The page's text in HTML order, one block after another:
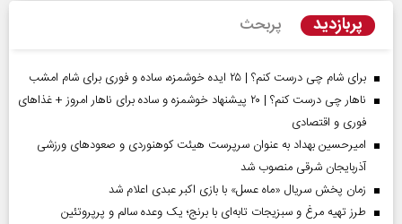
پربازدید پربحث
برای شام چی درست کنم؟ | ۲۵ ایده خوشمزه، ساده و فوری برای شام امشب
ناهار چی درست کنم؟ | ۲۰ پیشنهاد خوشمزه و ساده برای ناهار امروز + غذاهای
فوری و اقتصادی
امیرحسین بهداد به عنوان سرپرست هیئت کوهنوردی و صعودهای ورزشی
آذربایجان شرقی منصوب شد
زمان پخش سریال «ماه عسل» با بازی اکبر عبدی اعلام شد
طرز تهیه مرغ و سبزیجات تابه‌ای با برنج؛ یک وعده سالم و پرپروتئین